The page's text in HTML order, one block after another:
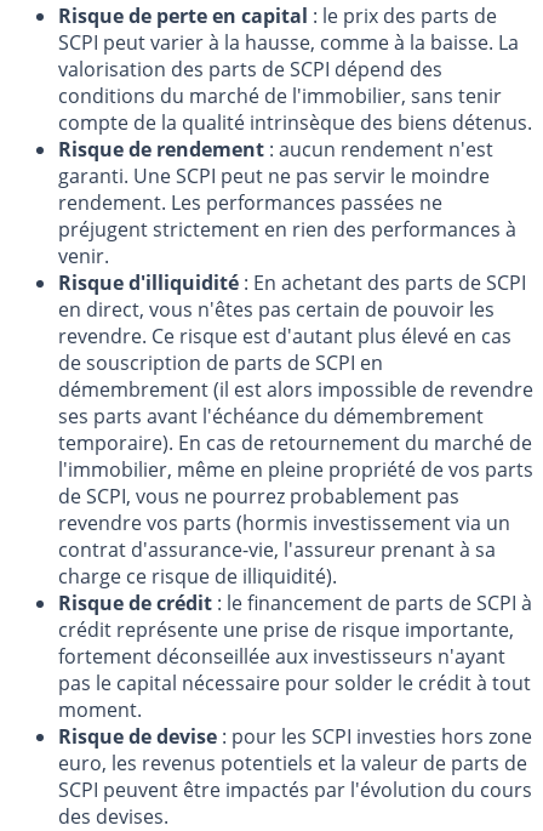
Risque de perte en capital : le prix des parts de
SCPI peut varier à la hausse, comme à la baisse. La
valorisation des parts de SCPI dépend des
conditions du marché de l'immobilier, sans tenir
compte de la qualité intrinsèque des biens détenus.
Risque de rendement : aucun rendement n'est
garanti. Une SCPI peut ne pas servir le moindre
rendement. Les performances passées ne
préjugent strictement en rien des performances à
venir.
Risque d'illiquidité : En achetant des parts de SCPI
en direct, vous n'êtes pas certain de pouvoir les
revendre. Ce risque est d'autant plus élevé en cas
de souscription de parts de SCPI en
démembrement (il est alors impossible de revendre
ses parts avant l'échéance du démembrement
temporaire). En cas de retournement du marché de
l'immobilier, même en pleine propriété de vos parts
de SCPI, vous ne pourrez probablement pas
revendre vos parts (hormis investissement via un
contrat d'assurance-vie, l'assureur prenant à sa
charge ce risque de illiquidité).
Risque de crédit : le financement de parts de SCPI à
crédit représente une prise de risque importante,
fortement déconseillée aux investisseurs n'ayant
pas le capital nécessaire pour solder le crédit à tout
moment.
Risque de devise : pour les SCPI investies hors zone
euro, les revenus potentiels et la valeur de parts de
SCPI peuvent être impactés par l'évolution du cours
des devises.